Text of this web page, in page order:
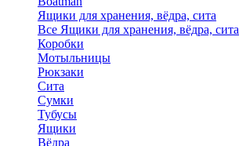
Ящики для хранения, вёдра, сита
Все Ящики для хранения, вёдра, сита
Коробки
Мотыльницы
Рюкзаки
Сита
Сумки
Тубусы
Ящики
Вёдра